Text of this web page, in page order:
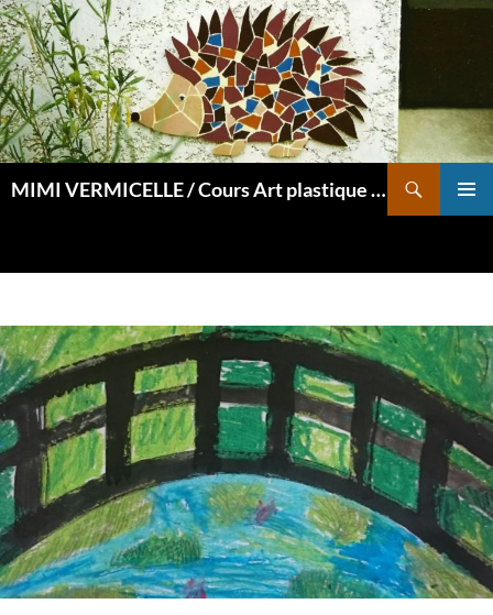
Aller
au
contenu
MIMI VERMICELLE / Cours Art plastique et mosaïque